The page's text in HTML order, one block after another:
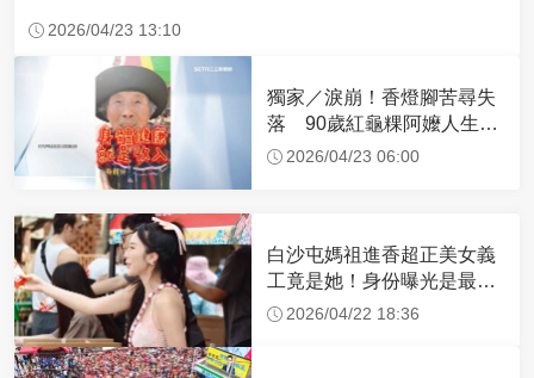
2026/04/23 13:10
獨家／淚崩！香燈腳苦尋失
落 90歲紅龜粿阿嬤人生謝
幕2026/04/23 06:00
白沙屯媽祖進香超正美女義
工竟是她！身份曝光是最美
禮生 一輩子不結婚
2026/04/22 18:36